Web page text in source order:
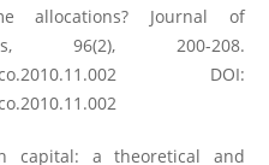
allocations? Journal of
96(2), 200-208.
DOI:
capital: a theoretical and